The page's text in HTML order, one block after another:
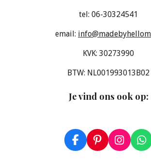
tel: 06-30324541
email:
KVK: 30273990
BTW: NL001993013B02
Je vind ons ook op:
F
a
P
i
I
n
W
h